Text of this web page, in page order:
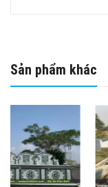
Sản phẩm khác